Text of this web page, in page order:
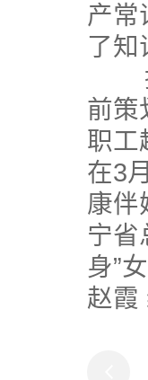
产常
了
据
前策
职工
在3
康伴
宁省
身”
赵霞